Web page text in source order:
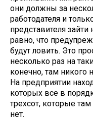
они должны за
работодателя и
представителя зайти
равно, что
будут ловить. Это
несколько раз на
конечно, там никого
На предприятии
которых все в
трехсот, которые
нет.